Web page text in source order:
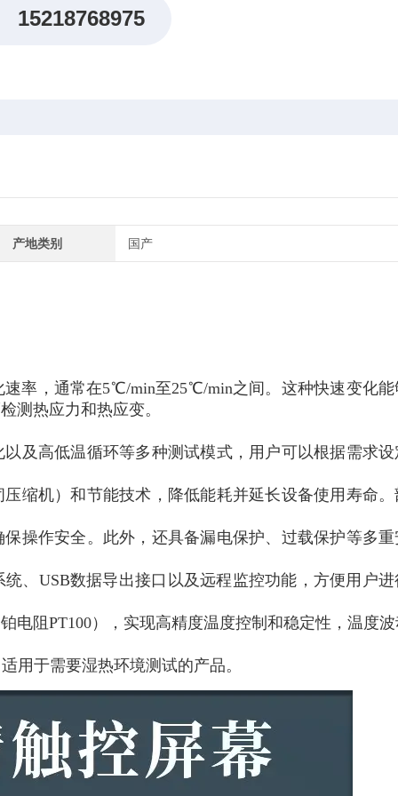
15218768975
产地类别 国产
率，通常在5℃/min至25℃/min之间。这种快速变化能
测热应力和热应变。
及高低温循环等多种测试模式，用户可以根据需求设
缩机）和节能技术，降低能耗并延长设备使用寿命。
操作安全。此外，还具备漏电保护、过载保护等多重
、USB数据导出接口以及远程监控功能，方便用户进
电阻PT100），实现高精度温度控制和稳定性，温度
用于需要湿热环境测试的产品。